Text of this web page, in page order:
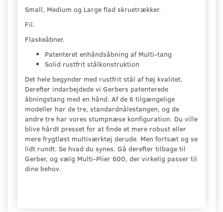
Small, Medium og Large flad skruetrækker.
Fil.
Flaskeåbner.
Patenteret enhåndsåbning af Multi-tang
Solid rustfrit stålkonstruktion
Det hele begynder med rustfrit stål af høj kvalitet.
Derefter indarbejdede vi Gerbers patenterede
åbningstang med en hånd. Af de 6 tilgængelige
modeller har de tre, standardnålestangen, og de
andre tre har vores stumpnæse konfiguration. Du ville
blive hårdt presset for at finde et mere robust eller
mere frygtløst multiværktøj derude. Men fortsæt og se
lidt rundt. Se hvad du synes. Gå derefter tilbage til
Gerber, og vælg Multi-Plier 600, der virkelig passer til
dine behov.